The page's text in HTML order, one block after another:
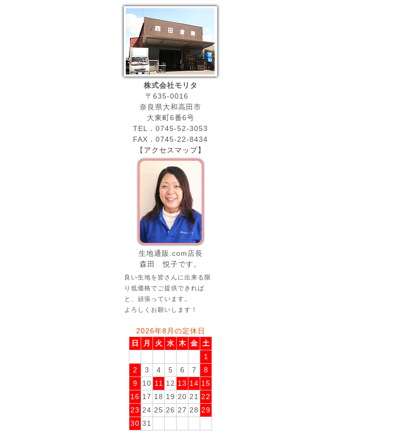
株式会社モリタ
〒635-0016
奈良県大和高田市
大東町6番6号
TEL．0745-52-3053
FAX．0745-22-8434
【 アクセスマップ】
生地通販.com店長
森田 悦子です。
良い生地を皆さんに出来る限
り低価格でご提供できれば
と、頑張っています。
よろしくお願いします！
2026年8月の定休日
日
月 火 水 木 金 土
1
2
3 4 5 6 7
8
9
10 11 12 13 14 15
16 17 18 19 20 21 22
23 24 25 26 27 28 29
30 31